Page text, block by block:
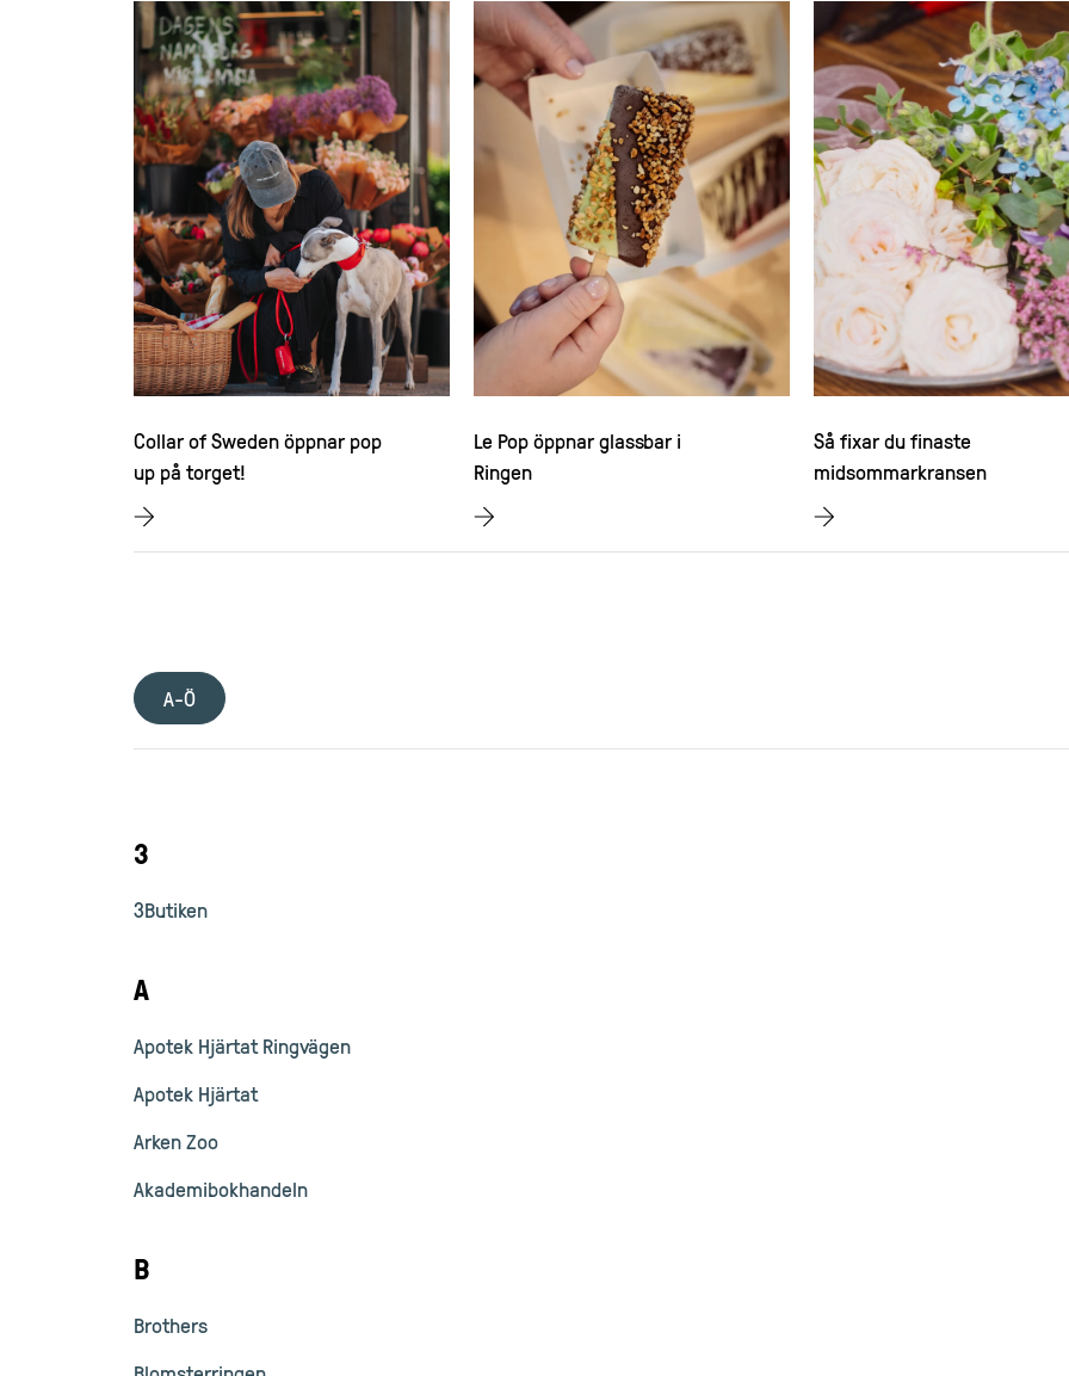
Read about: Collar of Sweden öppnar
pop up på torget!
Collar of Sweden öppnar pop
up på torget!
Read about: Le Pop öppnar glassbar i
Ringen
Le Pop öppnar glassbar i
Ringen
Read about: Så fixar du finaste
midsommarkransen
Så fixar du finaste
midsommarkransen
A-Ö
3
3Butiken
A
Apotek Hjärtat Ringvägen
Apotek Hjärtat
Arken Zoo
Akademibokhandeln
B
Brothers